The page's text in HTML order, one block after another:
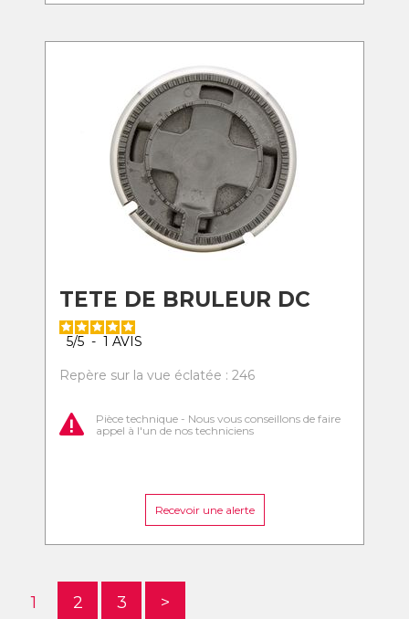
TETE DE BRULEUR DC
5/5 - 1 AVIS
Repère sur la vue éclatée : 246
Pièce technique - Nous vous conseillons de faire
appel à l'un de nos techniciens
Recevoir une alerte
1 2 3 >